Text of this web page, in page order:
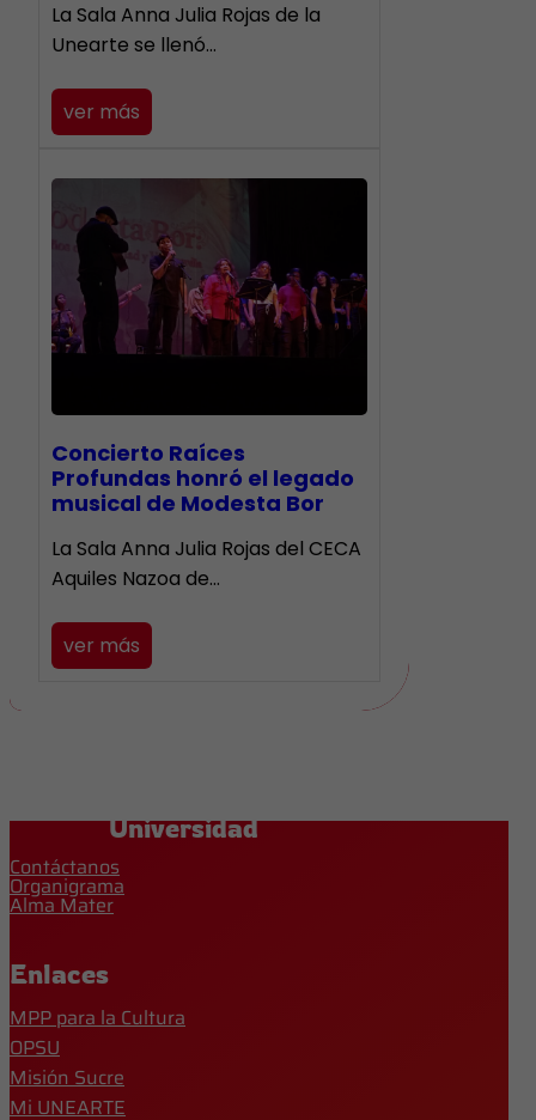
​La Sala Anna Julia Rojas de la
Unearte se llenó…
ver más
​Concierto Raíces
Profundas honró el legado
musical de Modesta Bor
La Sala Anna Julia Rojas del CECA
Aquiles Nazoa de…
ver más
Universidad
Contáctanos
Organigrama
Alma Mater
Enlaces
MPP para la Cultura
OPSU
Misión Sucre
Mi UNEARTE